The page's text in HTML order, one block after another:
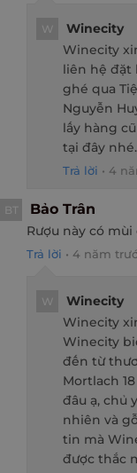
W
Winecity
Winecity
liên hệ đặt
ghé qua
Nguyễn
lấy hàng
tại đây
Trả lời • 4
BT Bảo Trân
Rượu này có
Trả lời • 4 năm
W
Winecity
Winecity
Winecity
đến từ
Mortlach
đâu ạ, chủ
nhiên và
tin mà
được thắc